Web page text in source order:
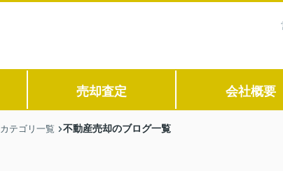
売却査定 会社概要
カテゴリ一覧 不動産売却のブログ一覧